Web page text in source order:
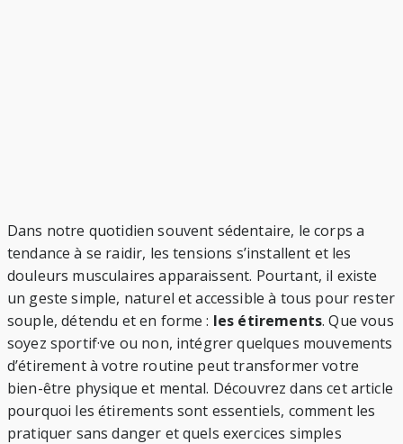
Dans notre quotidien souvent sédentaire, le corps a
tendance à se raidir, les tensions s’installent et les
douleurs musculaires apparaissent. Pourtant, il existe
un geste simple, naturel et accessible à tous pour rester
souple, détendu et en forme : les étirements. Que vous
soyez sportif·ve ou non, intégrer quelques mouvements
d’étirement à votre routine peut transformer votre
bien-être physique et mental. Découvrez dans cet article
pourquoi les étirements sont essentiels, comment les
pratiquer sans danger et quels exercices simples